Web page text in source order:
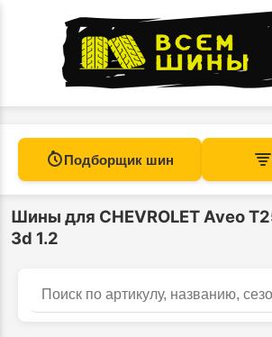
Подборщик шин
Шины для CHEVROLET Aveo
3d 1.2
Поиск по каталогу